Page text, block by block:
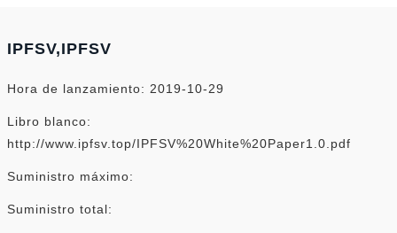
IPFSV,IPFSV
Hora de lanzamiento: 2019-10-29
Libro blanco:
http://www.ipfsv.top/IPFSV%20White%20Paper1.0.pdf
Suministro máximo:
Suministro total: